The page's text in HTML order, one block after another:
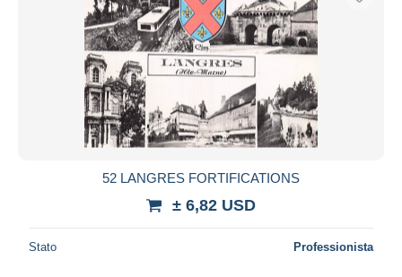
52 LANGRES FORTIFICATIONS
± 6,82 USD
Stato Professionista